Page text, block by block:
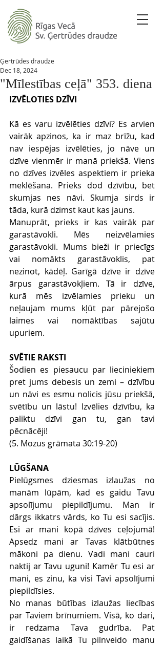
"Mīlestības ceļā" 353. diena
Ģertrūdes draudze
Dec 18, 2024
IZVĒLOTIES DZĪVI
Kā es varu izvēlēties dzīvi? Es arvien
vairāk apzinos, ka ir maz brīžu, kad
nav iespējas izvēlēties, jo nāve un
dzīve vienmēr ir manā priekšā. Viens
no dzīves izvēles aspektiem ir prieka
meklēšana. Prieks dod dzīvību, bet
skumjas nes nāvi. Skumja sirds ir
tāda, kurā dzimst kaut kas jauns.
Manuprāt, prieks ir kas vairāk par
garastāvokli. Mēs neizvēlamies
garastāvokli. Mums bieži ir priecīgs
vai nomākts garastāvoklis, pat
nezinot, kādēļ. Garīgā dzīve ir dzīve
ārpus garastāvokļiem. Tā ir dzīve,
kurā mēs izvēlamies prieku un
neļaujam mums kļūt par pārejošo
laimes vai nomāktības sajūtu
upuriem.
SVĒTIE RAKSTI
Šodien es piesaucu par lieciniekiem
pret jums debesis un zemi – dzīvību
un nāvi es esmu nolicis jūsu priekšā,
svētību un lāstu! Izvēlies dzīvību, ka
paliktu dzīvi gan tu, gan tavi
pēcnācēji!
(5. Mozus grāmata 30:19-20)
LŪGŠANA
Pielūgsmes dziesmas izlaužas no
manām lūpām, kad es gaidu Tavu
apsolījumu piepildījumu. Man ir
dārgs ikkatrs vārds, ko Tu esi sacījis.
Esi ar mani kopā dzīves ceļojumā!
Apsedz mani ar Tavas klātbūtnes
mākoni pa dienu. Vadi mani cauri
naktij ar Tavu uguni! Kamēr Tu esi ar
mani, es zinu, ka visi Tavi apsolījumi
piepildīsies.
No manas būtības izlaužas liecības
par Taviem brīnumiem. Visā, ko dari,
ir redzama Tava gudrība. Pat
gaidīšanas laikā Tu pilnveido manu